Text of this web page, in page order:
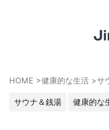
HOME >健康的な生活 >サ
サウナ＆銭湯 健康的な